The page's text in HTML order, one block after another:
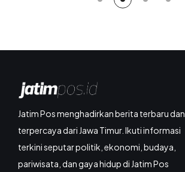
Jatim Pos menghadirkan berita terbaru dan
terpercaya dari Jawa Timur. Ikuti informasi
terkini seputar politik, ekonomi, budaya,
pariwisata, dan gaya hidup di Jatim Pos